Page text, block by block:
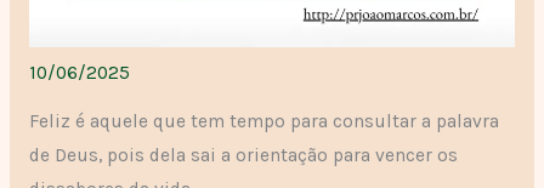
10/06/2025
Feliz é aquele que tem tempo para consultar a palavra
de Deus, pois dela sai a orientação para vencer os